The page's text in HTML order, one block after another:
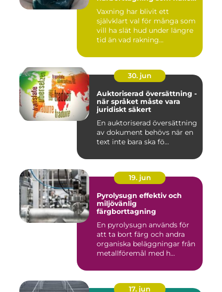
Vaxning har blivit ett
självklart val för många som
vill ha slät hud under längre
tid än vad rakning...
30. jun
Auktoriserad översättning -
när språket måste vara
juridiskt säkert
En auktoriserad översättning
av dokument behövs när en
text inte bara ska fö...
19. jun
Pyrolysugn effektiv och
miljövänlig
färgborttagning
En pyrolysugn används för
att ta bort färg och andra
organiska beläggningar från
metallföremål med h...
17. jun